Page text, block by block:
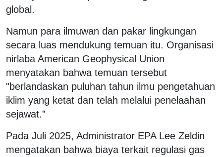
global.
Namun para ilmuwan dan pakar lingkungan
secara luas mendukung temuan itu. Organisasi
nirlaba American Geophysical Union
menyatakan bahwa temuan tersebut
"berlandaskan puluhan tahun ilmu pengetahuan
iklim yang ketat dan telah melalui penelaahan
sejawat.”
Pada Juli 2025, Administrator EPA Lee Zeldin
mengatakan bahwa biaya terkait regulasi gas